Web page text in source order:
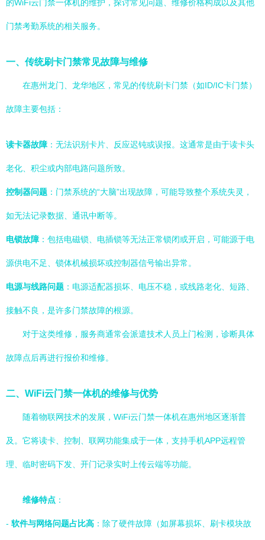
的WiFi云门禁一体机的维护，探讨常见问题、维修价格构成以及其他
门禁考勤系统的相关服务。
一、传统刷卡门禁常见故障与维修
在惠州龙门、龙华地区，常见的传统刷卡门禁（如ID/IC卡门禁）
故障主要包括：
读卡器故障 ：无法识别卡片、反应迟钝或误报。这通常是由于读卡头
老化、积尘或内部电路问题所致。
控制器问题 ：门禁系统的“大脑”出现故障，可能导致整个系统失灵，
如无法记录数据、通讯中断等。
电锁故障 ：包括电磁锁、电插锁等无法正常锁闭或开启，可能源于电
源供电不足、锁体机械损坏或控制器信号输出异常。
电源与线路问题 ：电源适配器损坏、电压不稳，或线路老化、短路、
接触不良，是许多门禁故障的根源。
对于这类维修，服务商通常会派遣技术人员上门检测，诊断具体
故障点后再进行报价和维修。
二、WiFi云门禁一体机的维修与优势
随着物联网技术的发展，WiFi云门禁一体机在惠州地区逐渐普
及。它将读卡、控制、联网功能集成于一体，支持手机APP远程管
理、临时密码下发、开门记录实时上传云端等功能。
维修特点 ：
- 软件与网络问题占比高 ：除了硬件故障（如屏幕损坏、刷卡模块故